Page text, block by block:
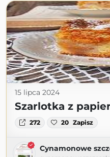
15 lipca 2024
Szarlotka z
272 20 Zapisz
Cynamonowe